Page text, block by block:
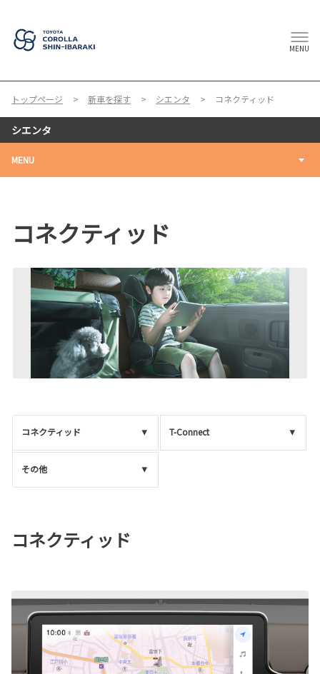
MENU
トップページ 新車を探す シエンタ コネクティッド
シエンタ
MENU
コネクティッド
コネクティッド T-Connect
その他
コネクティッド